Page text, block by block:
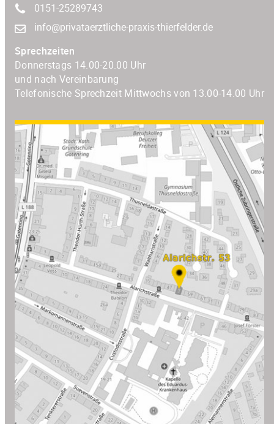
0151-25289743
info@privataerztliche-praxis-thierfelder.de
Sprechzeiten
Donnerstags 14.00-20.00 Uhr
und nach Vereinbarung
Telefonische Sprechzeit Mittwochs von 13.00-14.00 Uhr